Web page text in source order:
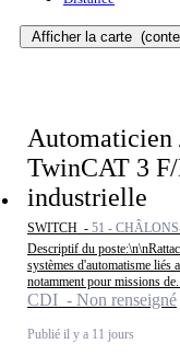
Afficher la carte
Automaticien
TwinCAT 3
industrielle
SWITCH - 51 -
Descriptif du
systèmes d'automatisme liés
notamment pour missions
CDI - Non renseigné
Publié il y a 11 jours